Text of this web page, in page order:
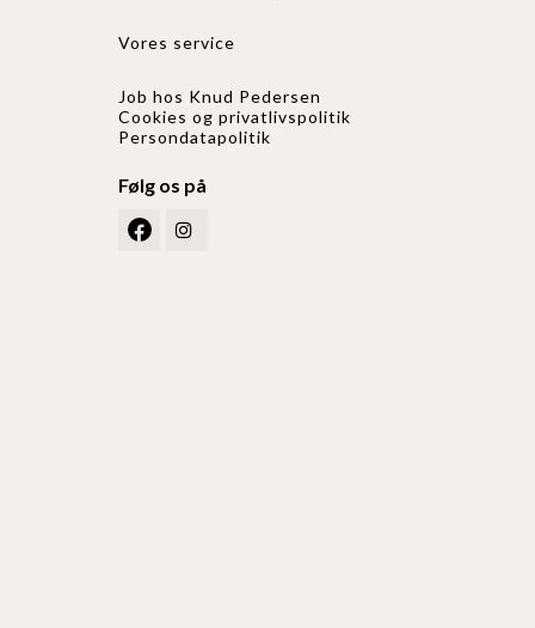
Vores service
Job hos Knud Pedersen
Cookies og privatlivspolitik
Persondatapolitik
Følg os på